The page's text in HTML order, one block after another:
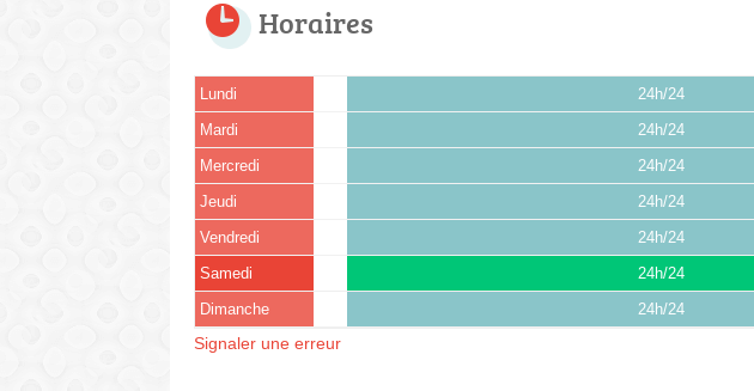
Horaires
Lundi 24h/24
Mardi 24h/24
Mercredi 24h/24
Jeudi 24h/24
Vendredi 24h/24
Samedi 24h/24
Dimanche 24h/24
Signaler une erreur